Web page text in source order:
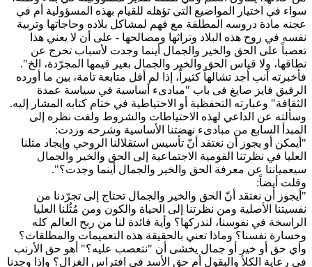
سواء في اختيار المواضيع التي تؤهله للقيام بهذه المسؤولية أم في
عجنه مادة دروسه المطلقة مع فهم لمشاكل بلاده وحاجاتها وتربية
نفسه في روح هذه البلاد وتراثها ومصالحها - على أن لا يعني هذا
تعصباً على الحق والخير والجمال أينما وجدت لأسباب تخرج عن
نطاقها، ولا قياس الحق والخير والجمال بغير قيمها المجرّدة، الخ".
فأخبرته أنب أجد تشالهاً كثيراً، إذا لم أقل متابعة تامة، بين ما أورده
الرفيق فايز صايغ فى باب "مبادىء أساسية في سياسة عمدة
الثقافة" وعبارته التحفظية أو الاحتياطية في ختام كتابه المشار إليه.
وسألته عن الداعي لهذه الاحتياطات والشروط ولفت نظره إلى
المبدأ السابع من مبادىء نهضتنا الأساسية وشرحه وزدت:
"أيمكن أو يجوز أن نعتقد أنّ تأسيس استقلالنا الروحي وإيجاد مثلنا
العليا في نظرتنا القومية الاجتماعية إلى الحق والخير والجمال
سيعمياننا عن معرفة الحق والخير والجمال أينما وجدت؟".
وقلت أيضاً:
"أيجوز أن نعتقد أنّ الحق والخير والجمال تحتاج إلى تجرّدنا من
نفسيتنا الأصلية ومن نظرتنا إلى الحياة والكون ومن مُثُلنا العليا
الراسخة في نفوسنا، لندركها؟ وأية فائدة لنا من ربح العالم كله
وخسارة نفسنا؟ وماذا تعني بالحقيقة هذه التعميمات والمطلقات؟
وأي حق أو خير أو جمال يخشى أن "نتعصب عليه؟" أهو حق الأرنب
فى رعاية الكلأ والبقول أم حق الأسد في افتراس الغزال؟ وإذا وجدنا